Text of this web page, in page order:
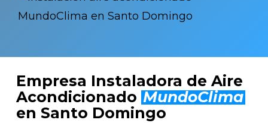
Empresa Instaladora de Aire
Acondicionado MundoClima
en Santo Domingo